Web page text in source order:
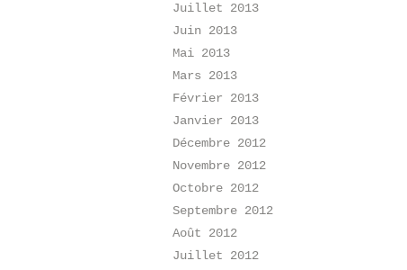
Juillet 2013
Juin 2013
Mai 2013
Mars 2013
Février 2013
Janvier 2013
Décembre 2012
Novembre 2012
Octobre 2012
Septembre 2012
Août 2012
Juillet 2012